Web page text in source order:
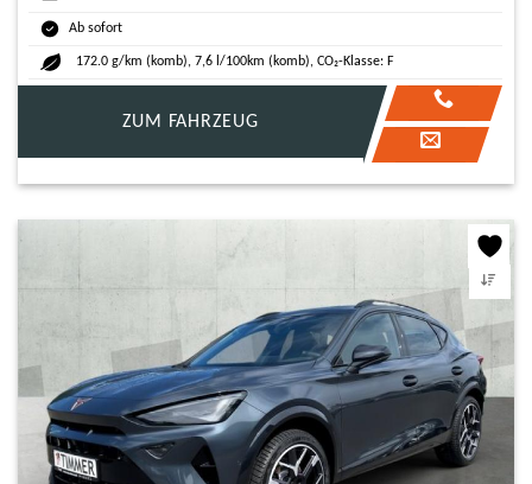
Ab sofort
172.0 g/km (komb), 7,6 l/100km (komb), CO₂-Klasse: F
ZUM FAHRZEUG